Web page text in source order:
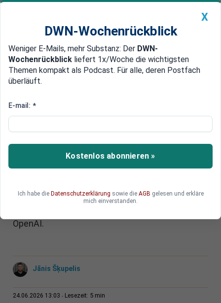
Newsticker MEIN DWN: Geldanlage Premium
Edelmetalle DWN-Magazin China
Microsoft-Aktie: Ist der Absturz
Die Microsoft-Aktie hat deutlich verloren, und
plötzlich wirkt selbst einer der mächtigsten
Tech-Konzerne verwundbar. Anleger fürchten,
angreift. Doch genau diese Angst könnte zu weit
gehen. Microsoft verdient nicht nur an Software,
OpenAI.
Jānis Šķupelis
24.06.2026 13:03 Lesezeit: 5 min
X
DWN-Wochenrückblick
Weniger E-Mails, mehr Substanz: Der DWN-
Wochenrückblick liefert 1x/Woche die wichtigsten
Themen kompakt als Podcast. Für alle, deren Postfach
überläuft.
E-mail: *
Kostenlos abonnieren »
Ich habe die Datenschutzerklärung sowie die AGB gelesen und erkläre
mich einverstanden.